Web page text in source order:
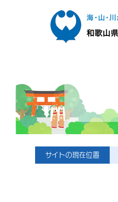
サイトの現在位置